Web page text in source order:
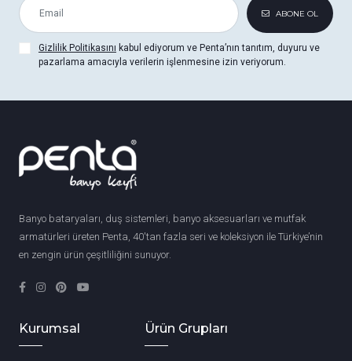
ABONE OL
Gizlilik Politikasını kabul ediyorum ve Penta’nın tanıtım, duyuru ve
pazarlama amacıyla verilerin işlenmesine izin veriyorum.
Banyo bataryaları, duş sistemleri, banyo aksesuarları ve mutfak
armatürleri üreten Penta, 40'tan fazla seri ve koleksiyon ile Türkiye’nin
en zengin ürün çeşitliliğini sunuyor.
Kurumsal Ürün Grupları